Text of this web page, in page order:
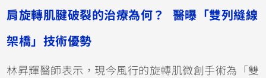
肩旋轉肌腱破裂的治療為何？ 醫曝「雙列縫線
架橋」技術優勢
林昇輝醫師表示，現今風行的旋轉肌微創手術為「雙